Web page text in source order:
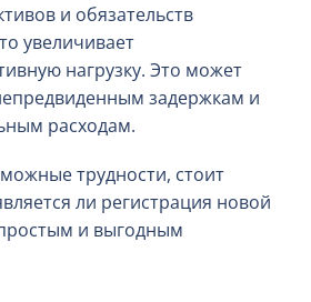
и обязательств
увеличивает
нагрузку. Это может
задержкам и
расходам.
трудности, стоит
ли регистрация новой
и выгодным